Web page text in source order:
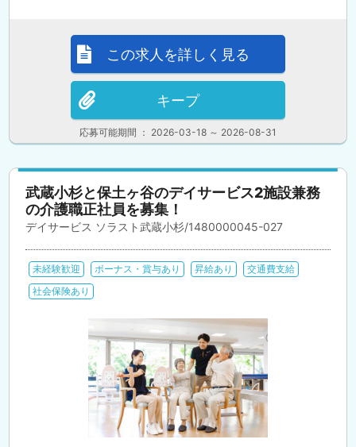
応募可能期間 ： 2026-03-18 ～ 2026-08-31
この求人を詳しく見る
キープ
武蔵小杉と保土ヶ谷のデイサービス2施設兼務
の介護職正社員を募集！
デイサービス ソラスト武蔵小杉/1480000045-027
未経験歓迎 ボーナス・賞与あり 昇給あり
交通費支給
社会保険あり